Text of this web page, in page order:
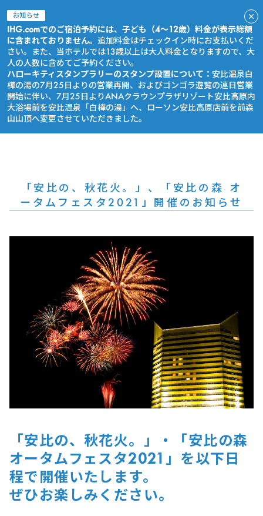
お知らせ
IHG.comでのご宿泊予約には、子ども（4～12歳）料金が表示総額
に含まれておりません。 追加料金はチェックイン時にお支払いくだ
さい。また、当ホテルでは13歳以上は大人料金となりますので、大
人の人数に含めてご予約ください。
ハローキティスタンプラリーのスタンプ設置について： 安比温泉白
樺の湯の7月25日よりの営業再開、およびゴンゴラ遊覧の連日営業
開始に伴い、7月25日よりANAクラウンプラザリゾート安比高原内
大浴場前を安比温泉「白樺の湯」へ、ローソン安比高原店前を前森
山山頂へ変更させていただきました。
「安比の、秋花火。」、「安比の森 オ
ータムフェスタ2021」開催のお知らせ
「安比の、秋花火。」・「安比の森
オータムフェスタ2021」を以下日
程で開催いたします。
ぜひお楽しみください。